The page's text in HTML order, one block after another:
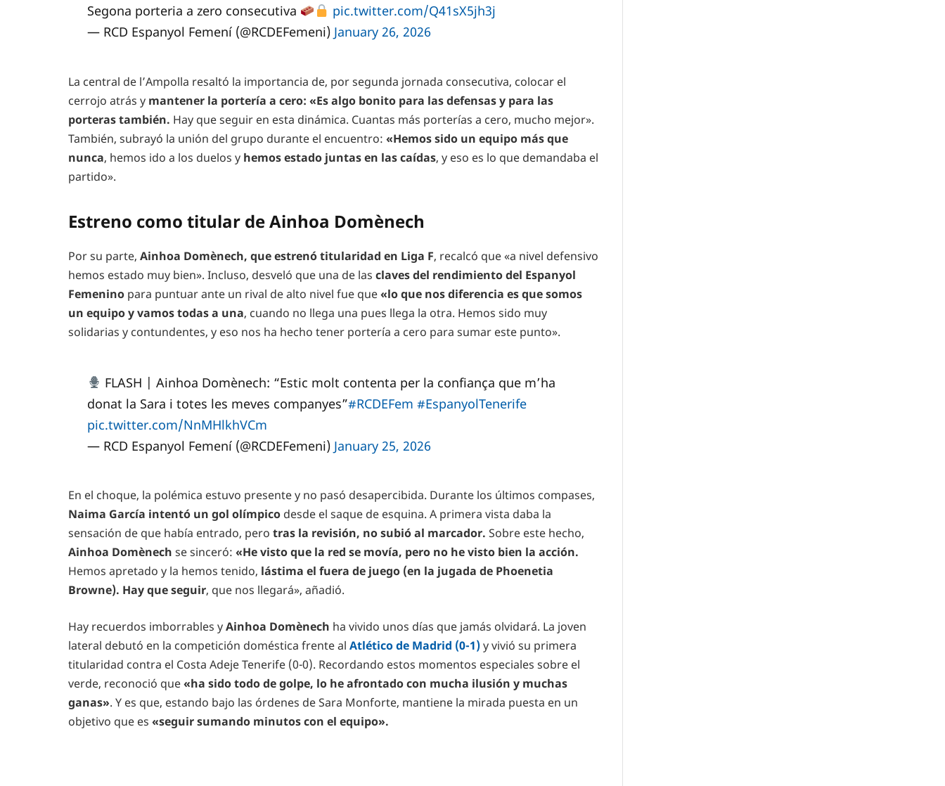
Segona porteria a zero consecutiva
pic.twitter.com/Q41sX5jh3j
— RCD Espanyol Femení (@RCDEFemeni) January 26, 2026
La central de l’Ampolla resaltó la importancia de, por segunda jornada consecutiva, colocar el
cerrojo atrás y mantener la portería a cero: «Es algo bonito para las defensas y para las
porteras también. Hay que seguir en esta dinámica. Cuantas más porterías a cero, mucho mejor».
También, subrayó la unión del grupo durante el encuentro: «Hemos sido un equipo más que
nunca, hemos ido a los duelos y hemos estado juntas en las caídas, y eso es lo que demandaba el
partido».
Estreno como titular de Ainhoa Domènech
Por su parte, Ainhoa Domènech, que estrenó titularidad en Liga F, recalcó que «a nivel defensivo
hemos estado muy bien». Incluso, desveló que una de las claves del rendimiento del Espanyol
Femenino para puntuar ante un rival de alto nivel fue que«lo que nos diferencia es que somos
un equipo y vamos todas a una, cuando no llega una pues llega la otra. Hemos sido muy
solidarias y contundentes, y eso nos ha hecho tener portería a cero para sumar este punto».
FLASH | Ainhoa Domènech: “Estic molt contenta per la confiança que m’ha
donat la Sara i totes les meves companyes”#RCDEFem #EspanyolTenerife
pic.twitter.com/NnMHlkhVCm
— RCD Espanyol Femení (@RCDEFemeni) January 25, 2026
En el choque, la polémica estuvo presente y no pasó desapercibida. Durante los últimos compases,
Naima García intentó un gol olímpico desde el saque de esquina. A primera vista daba la
sensación de que había entrado, pero tras la revisión, no subió al marcador. Sobre este hecho,
Ainhoa Domènech se sinceró: «He visto que la red se movía, pero no he visto bien la acción.
Hemos apretado y la hemos tenido, lástima el fuera de juego (en la jugada de Phoenetia
Browne). Hay que seguir, que nos llegará», añadió.
Hay recuerdos imborrables yAinhoa Domènech ha vivido unos días que jamás olvidará. La joven
lateral debutó en la competición doméstica frente al Atlético de Madrid (0-1)y vivió su primera
titularidad contra el Costa Adeje Tenerife (0-0). Recordando estos momentos especiales sobre el
verde, reconoció que«ha sido todo de golpe, lo he afrontado con mucha ilusión y muchas
ganas». Y es que, estando bajo las órdenes de Sara Monforte, mantiene la mirada puesta en un
objetivo que es «seguir sumando minutos con el equipo».